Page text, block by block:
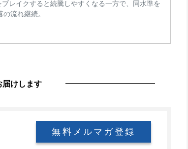
レイクすると続騰しやすくなる一方で、同水準を
流れ継続。
届けします
無料メルマガ登録